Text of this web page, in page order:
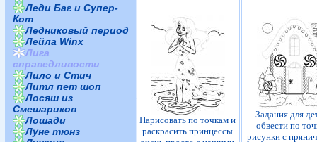
Леди Баг и Супер-
Кот
Ледниковый период
Лейла Winx
Лига
справедливости
Лило и Стич
Литл пет шоп
Лосяш из
Смешариков
Лошади
Луне тюнз
Нарисовать по точкам и
раскрасить принцессы
Задания для
обвести по
рисунки с